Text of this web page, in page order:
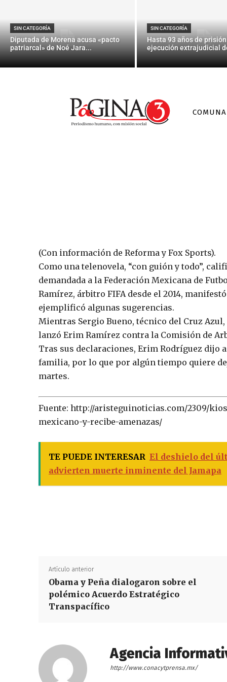
SIN CATEGORÍA
Diputada de Morena acusa «pacto
patriarcal» de Noé Jara...
SIN CATEGORÍA
Hasta 93 años de
ejecución extrajudicial
(Con información de Reforma y Fox Sports).
Como una telenovela, “con guión y todo”,
demandada a la Federación Mexicana de
Ramírez, árbitro FIFA desde el 2014,
ejemplificó algunas sugerencias.
Mientras Sergio Bueno, técnico del Cruz
lanzó Erim Ramírez contra la Comisión de
Tras sus declaraciones, Erim Rodríguez dijo
familia, por lo que por algún tiempo quiere
martes.
Fuente: http://aristeguinoticias.com/2309/
mexicano-y-recibe-amenazas/
TE PUEDE INTERESAR El deshielo del
advierten muerte inminente del Jamapa
Artículo anterior
Obama y Peña dialogaron sobre el
polémico Acuerdo Estratégico
Transpacífico
Agencia
http://www.conacytprensa.mx/